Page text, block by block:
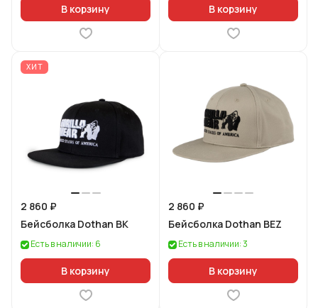
В корзину В корзину
ХИТ
2 860 ₽
Бейсболка Dothan BK
Есть в наличии: 6
В корзину
2 860 ₽
Бейсболка Dothan BEZ
Есть в наличии: 3
В корзину